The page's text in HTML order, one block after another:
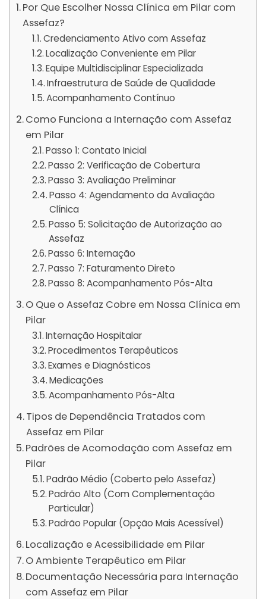
Por Que Escolher Nossa Clínica em Pilar com
Assefaz?
Credenciamento Ativo com Assefaz
Localização Conveniente em Pilar
Equipe Multidisciplinar Especializada
Infraestrutura de Saúde de Qualidade
Acompanhamento Contínuo
Como Funciona a Internação com Assefaz
em Pilar
Passo 1: Contato Inicial
Passo 2: Verificação de Cobertura
Passo 3: Avaliação Preliminar
Passo 4: Agendamento da Avaliação
Clínica
Passo 5: Solicitação de Autorização ao
Assefaz
Passo 6: Internação
Passo 7: Faturamento Direto
Passo 8: Acompanhamento Pós-Alta
O Que o Assefaz Cobre em Nossa Clínica em
Pilar
Internação Hospitalar
Procedimentos Terapêuticos
Exames e Diagnósticos
Medicações
Acompanhamento Pós-Alta
Tipos de Dependência Tratados com
Assefaz em Pilar
Padrões de Acomodação com Assefaz em
Pilar
Padrão Médio (Coberto pelo Assefaz)
Padrão Alto (Com Complementação
Particular)
Padrão Popular (Opção Mais Acessível)
Localização e Acessibilidade em Pilar
O Ambiente Terapêutico em Pilar
Documentação Necessária para Internação
com Assefaz em Pilar